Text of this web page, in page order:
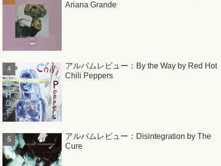
Ariana Grande
アルバムレビュー：By the Way by Red Hot
Chili Peppers
アルバムレビュー：Disintegration by The
Cure